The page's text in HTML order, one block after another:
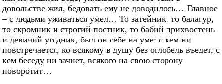
довольстве жил, бедовать ему не доводилось… Главное
– с людьми уживаться умел… То затейник, то балагур,
то скромник и строгий постник, то бабий прихвостень
и девичий угодник, был он себе на уме: с кем ни
повстречается, ко всякому в душу без оглобель въедет, с
кем беседу ни зачнет, всякого на свою сторону
поворотит…